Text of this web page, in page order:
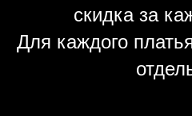
скидка за
Для каждого